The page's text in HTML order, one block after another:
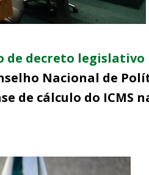
de decreto legislativo
Nacional de
de cálculo do ICMS